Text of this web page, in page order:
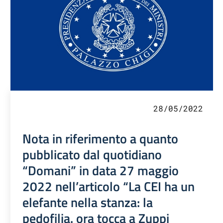
28/05/2022
Nota in riferimento a quanto
pubblicato dal quotidiano
“Domani” in data 27 maggio
2022 nell’articolo “La CEI ha un
elefante nella stanza: la
pedofilia. ora tocca a Zuppi